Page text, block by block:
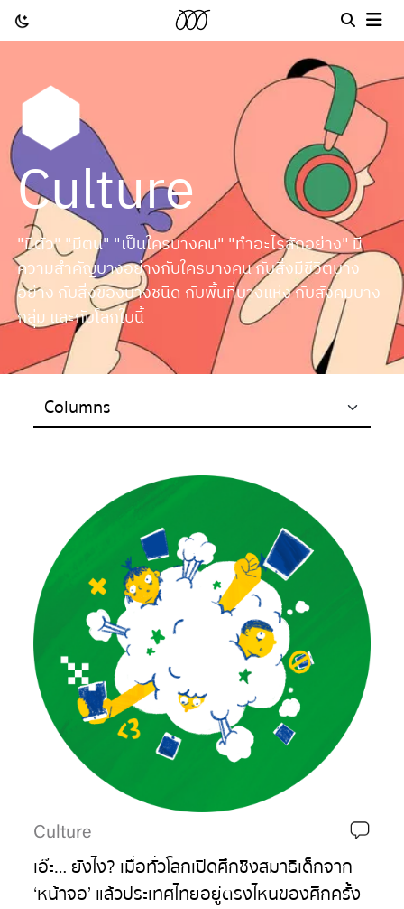
Culture
"มีตัว" "มีตน" "เป็นใครบางคน" "ทำอะไรสักอย่าง" มี
ความสำคัญบางอย่างกับใครบางคน กับสิ่งมีชีวิตบาง
อย่าง กับสิ่งของบางชนิด กับพื้นที่บางแห่ง กับสังคมบาง
กลุ่ม และกับโลกใบนี้
Culture
เอ๊ะ… ยังไง? เมื่อทั่วโลกเปิดศึกชิงสมาธิเด็กจาก
‘หน้าจอ’ แล้วประเทศไทยอยู่ตรงไหนของศึกครั้ง